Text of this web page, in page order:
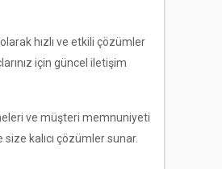
hızlı ve etkili çözümler
için güncel iletişim
ve müşteri memnuniyeti
kalıcı çözümler sunar.